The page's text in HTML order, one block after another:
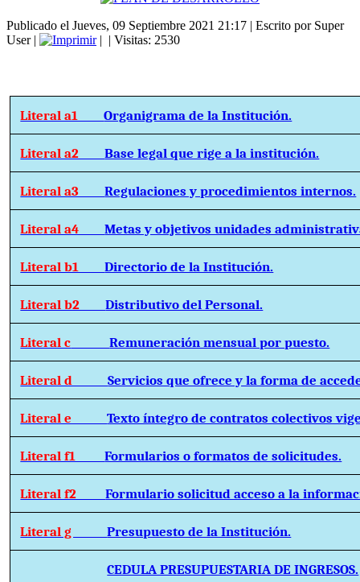
Publicado el Jueves, 09 Septiembre 2021 21:17 | Escrito por Super
User| | | Visitas: 2530
Literal a1Organigrama de la Institución.
Literal a2Base legal que rige a la institución.
Literal a3Regulaciones y procedimientos internos.
Literal a4Metas y objetivos unidades
Literal b1Directorio de la Institución.
Literal b2Distributivo del Personal.
Literal c Remuneración mensual por puesto.
Literal dServicios que ofrece y la forma de
Literal eTexto íntegro de contratos colectivos
Literal f1Formularios o formatos de solicitudes.
Literal f2Formulario solicitud acceso a la
Literal gPresupuesto de la Institución.
CEDULA PRESUPUESTARIA DE INGRESOS.